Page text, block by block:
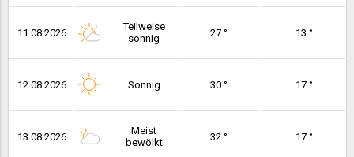
11.08.2026
Teilweise
sonnig
27 ° 13 °
12.08.2026 Sonnig 30 ° 17 °
13.08.2026
Meist
bewölkt
32 ° 17 °